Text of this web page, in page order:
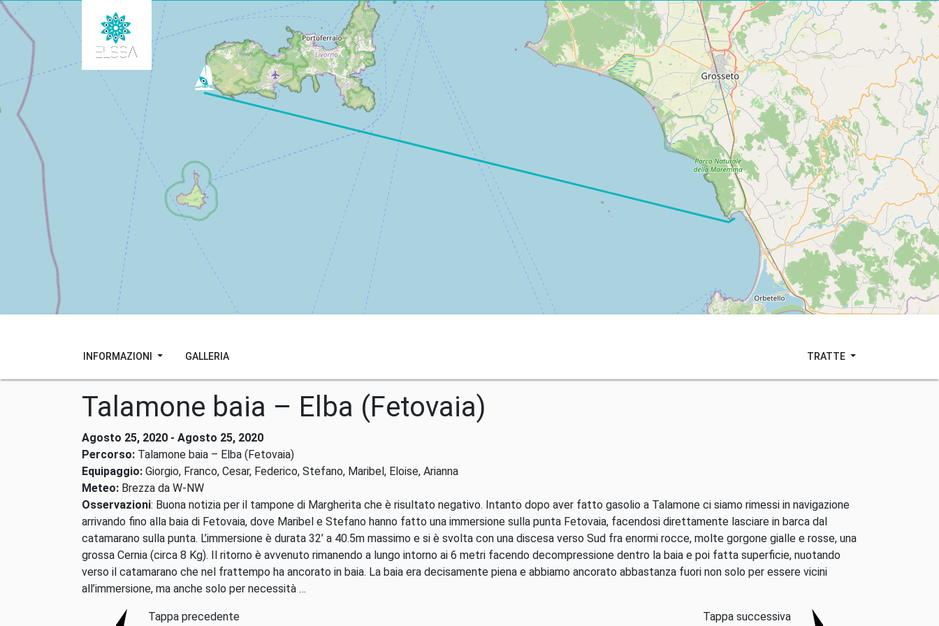
INFORMAZIONI GALLERIA TRATTE
Talamone baia – Elba (Fetovaia)
Agosto 25, 2020 - Agosto 25, 2020
Percorso: Talamone baia – Elba (Fetovaia)
Equipaggio: Giorgio, Franco, Cesar, Federico, Stefano, Maribel, Eloise, Arianna
Meteo: Brezza da W-NW
Osservazioni: Buona notizia per il tampone di Margherita che è risultato negativo. Intanto dopo aver fatto gasolio a Talamone ci siamo rimessi in navigazione
arrivando fino alla baia di Fetovaia, dove Maribel e Stefano hanno fatto una immersione sulla punta Fetovaia, facendosi direttamente lasciare in barca dal
catamarano sulla punta. L’immersione è durata 32’ a 40.5m massimo e si è svolta con una discesa verso Sud fra enormi rocce, molte gorgone gialle e rosse, una
grossa Cernia (circa 8 Kg). Il ritorno è avvenuto rimanendo a lungo intorno ai 6 metri facendo decompressione dentro la baia e poi fatta superficie, nuotando
verso il catamarano che nel frattempo ha ancorato in baia. La baia era decisamente piena e abbiamo ancorato abbastanza fuori non solo per essere vicini
all’immersione, ma anche solo per necessità …
Tappa precedente Tappa successiva